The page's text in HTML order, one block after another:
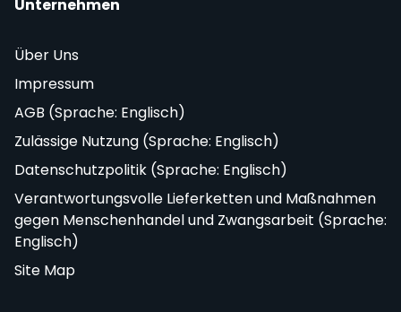
Unternehmen
Über Uns
Impressum
AGB (Sprache: Englisch)
Zulässige Nutzung (Sprache: Englisch)
Datenschutzpolitik (Sprache: Englisch)
Verantwortungsvolle Lieferketten und Maßnahmen
gegen Menschenhandel und Zwangsarbeit (Sprache:
Englisch)
Site Map